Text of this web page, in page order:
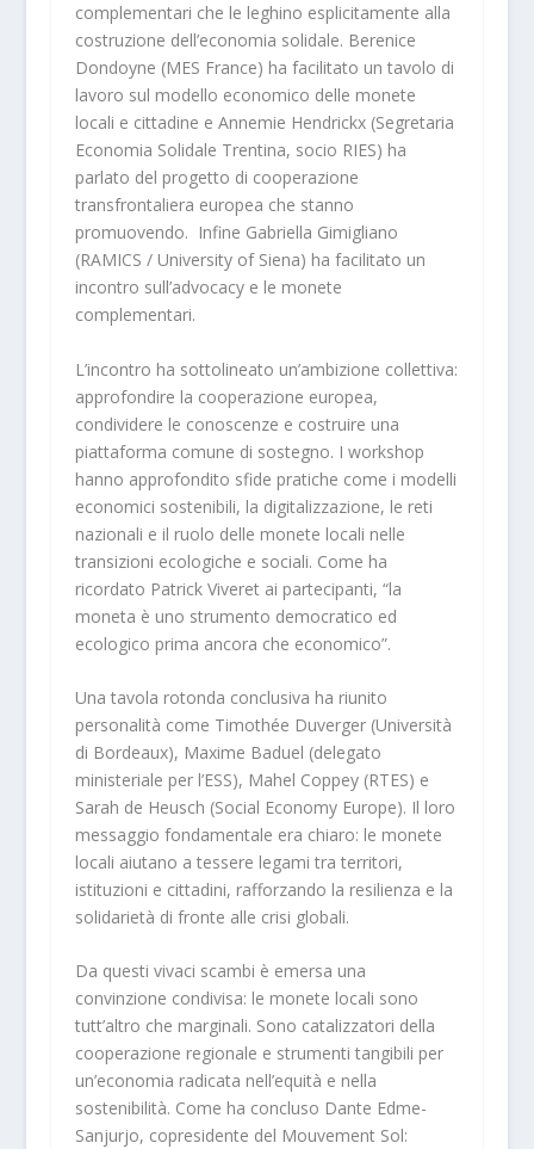
complementari che le leghino esplicitamente alla
costruzione dell’economia solidale. Berenice
Dondoyne (MES France) ha facilitato un tavolo di
lavoro sul modello economico delle monete
locali e cittadine e Annemie Hendrickx (Segretaria
Economia Solidale Trentina, socio RIES) ha
parlato del progetto di cooperazione
transfrontaliera europea che stanno
promuovendo. Infine Gabriella Gimigliano
(RAMICS / University of Siena) ha facilitato un
incontro sull’advocacy e le monete
complementari.
L’incontro ha sottolineato un’ambizione collettiva:
approfondire la cooperazione europea,
condividere le conoscenze e costruire una
piattaforma comune di sostegno. I workshop
hanno approfondito sfide pratiche come i modelli
economici sostenibili, la digitalizzazione, le reti
nazionali e il ruolo delle monete locali nelle
transizioni ecologiche e sociali. Come ha
ricordato Patrick Viveret ai partecipanti, “la
moneta è uno strumento democratico ed
ecologico prima ancora che economico”.
Una tavola rotonda conclusiva ha riunito
personalità come Timothée Duverger (Università
di Bordeaux), Maxime Baduel (delegato
ministeriale per l’ESS), Mahel Coppey (RTES) e
Sarah de Heusch (Social Economy Europe). Il loro
messaggio fondamentale era chiaro: le monete
locali aiutano a tessere legami tra territori,
istituzioni e cittadini, rafforzando la resilienza e la
solidarietà di fronte alle crisi globali.
Da questi vivaci scambi è emersa una
convinzione condivisa: le monete locali sono
tutt’altro che marginali. Sono catalizzatori della
cooperazione regionale e strumenti tangibili per
un’economia radicata nell’equità e nella
sostenibilità. Come ha concluso Dante Edme-
Sanjurjo, copresidente del Mouvement Sol: